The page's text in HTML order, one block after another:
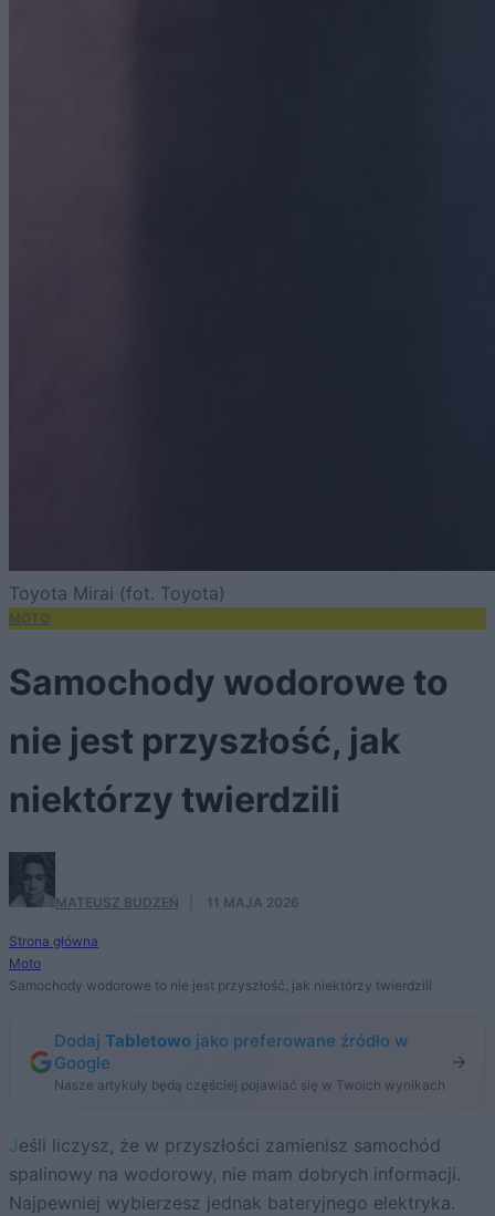
Toyota Mirai (fot. Toyota)
MOTO
Samochody wodorowe to
nie jest przyszłość, jak
niektórzy twierdzili
MATEUSZ BUDZEŃ 11 MAJA 2026
Strona główna
Moto
Samochody wodorowe to nie jest przyszłość, jak niektórzy twierdzili
Dodaj Tabletowo jako preferowane źródło w
Google
Nasze artykuły będą częściej pojawiać się w Twoich wynikach
Jeśli liczysz, że w przyszłości zamienisz samochód
spalinowy na wodorowy, nie mam dobrych informacji.
Najpewniej wybierzesz jednak bateryjnego elektryka.